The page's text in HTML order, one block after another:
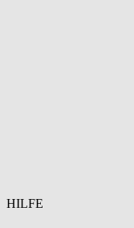
HILFE